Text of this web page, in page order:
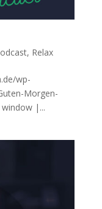
, Relax
wp-
Morgen-
|...